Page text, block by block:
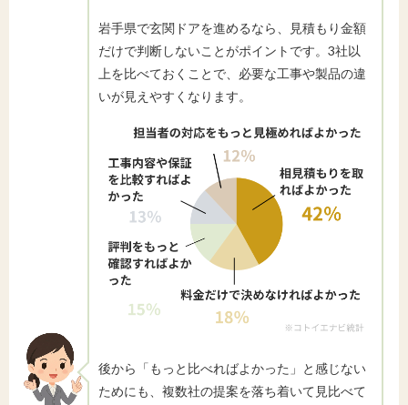
岩手県で玄関ドアを進めるなら、見積もり金額
だけで判断しないことがポイントです。3社以
上を比べておくことで、必要な工事や製品の違
いが見えやすくなります。
後から「もっと比べればよかった」と感じない
ためにも、複数社の提案を落ち着いて見比べて